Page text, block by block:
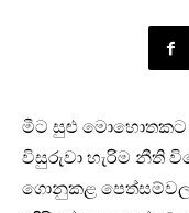
මීට සුළු මොහොතකට
විසුරුවා හැරිම නීති
ගොනුකළ